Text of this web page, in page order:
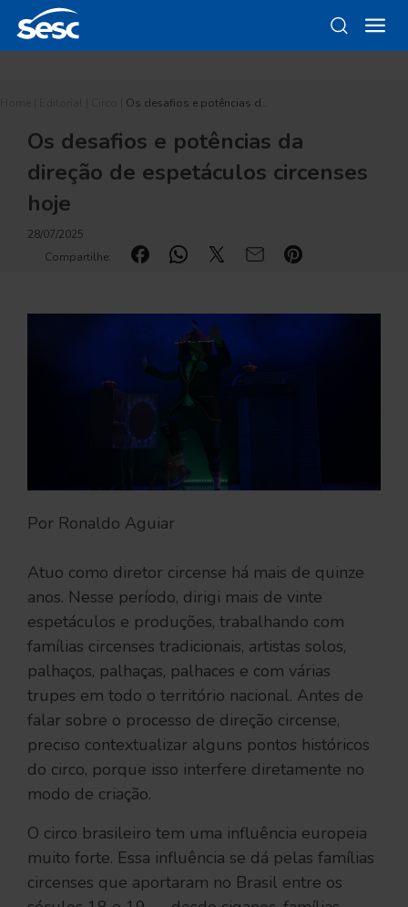
Os desafios e potências d…
Os desafios e potências da
direção de espetáculos circenses
hoje
28/07/2025
Compartilhe:
Por Ronaldo Aguiar
Atuo como diretor circense há mais de quinze
anos. Nesse período, dirigi mais de vinte
espetáculos e produções, trabalhando com
famílias circenses tradicionais, artistas solos,
palhaços, palhaças, palhaces e com várias
trupes em todo o território nacional. Antes de
falar sobre o processo de direção circense,
preciso contextualizar alguns pontos históricos
do circo, porque isso interfere diretamente no
modo de criação.
O circo brasileiro tem uma influência europeia
muito forte. Essa influência se dá pelas famílias
circenses que aportaram no Brasil entre os